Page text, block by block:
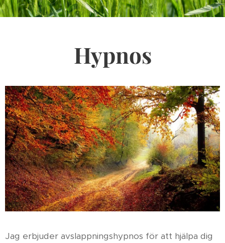
Hypnos
Jag erbjuder avslappningshypnos för att hjälpa dig